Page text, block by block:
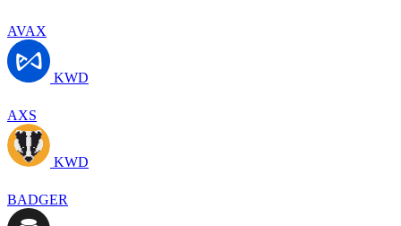
AVAX
KWD
AXS
KWD
BADGER